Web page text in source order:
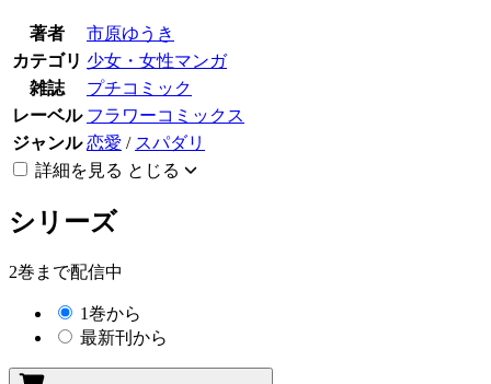
著者
市原ゆうき
カテゴリ 少女・女性マンガ
雑誌
プチコミック
レーベル フラワーコミックス
ジャンル 恋愛 / スパダリ
詳細を見る とじる
シリーズ
2巻まで配信中
1巻から
最新刊から